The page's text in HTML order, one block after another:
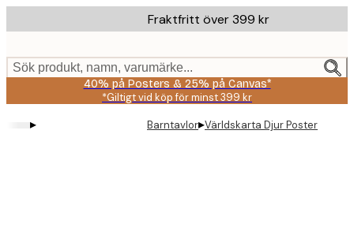
to
content.
Fraktfritt över 399 kr
Sök produkt, namn, varumärke...
40% på Posters & 25% på Canvas*
*Giltigt vid köp för minst 399 kr
▸ Barntavlor▸Världskarta Djur Poster